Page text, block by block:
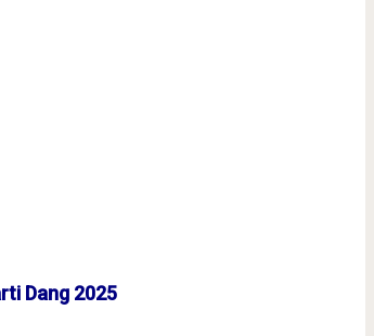
Dang 2025